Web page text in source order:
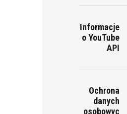
Informacje
o YouTube
API
Ochrona
danych
osobowyc